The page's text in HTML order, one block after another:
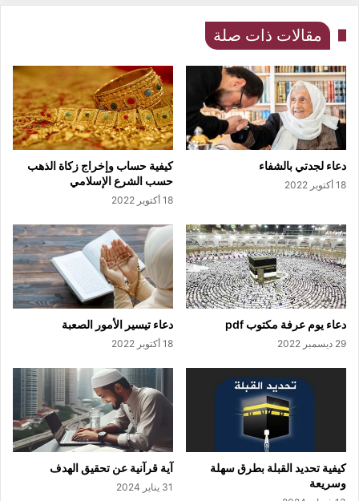
مقالات ذات صلة
دعاء لجدتي بالشفاء
18 أكتوبر 2022
كيفية حساب وإخراج زكاة الذهب
حسب الشرع الإسلامي
18 أكتوبر 2022
دعاء يوم عرفة مكتوب pdf
29 ديسمبر 2022
دعاء تيسير الأمور الصعبة
18 أكتوبر 2022
كيفية تحديد القبلة بطرق سهلة
وسريعة
آية قرآنية عن تحقيق الهدف
31 يناير 2024